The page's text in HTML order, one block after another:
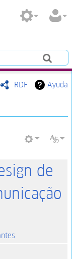
RDF Ayuda
de